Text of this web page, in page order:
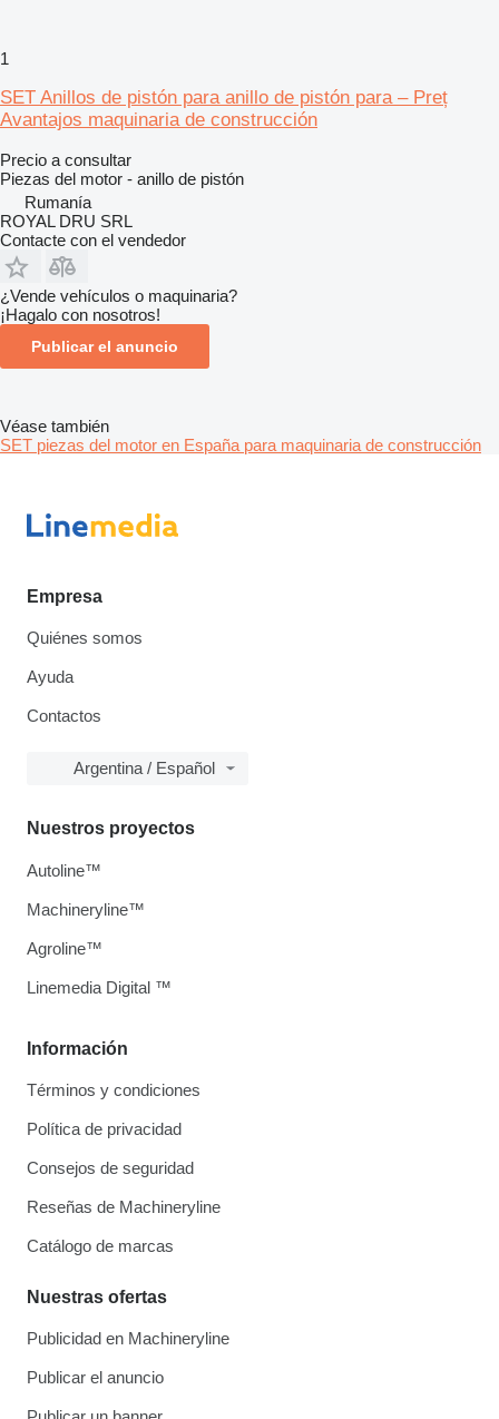
1
SET Anillos de pistón para anillo de pistón para – Preț
Avantajos maquinaria de construcción
Precio a consultar
Piezas del motor - anillo de pistón
Rumanía
ROYAL DRU SRL
Contacte con el vendedor
¿Vende vehículos o maquinaria?
¡Hagalo con nosotros!
Publicar el anuncio
Véase también
SET piezas del motor en España para maquinaria de construcción
Empresa
Quiénes somos
Ayuda
Contactos
Argentina / Español
Información
Términos y condiciones
Política de privacidad
Consejos de seguridad
Reseñas de Machineryline
Catálogo de marcas
Nuestras ofertas
Publicidad en Machineryline
Publicar el anuncio
Nuestros proyectos
Autoline™
Machineryline™
Agroline™
Linemedia Digital ™